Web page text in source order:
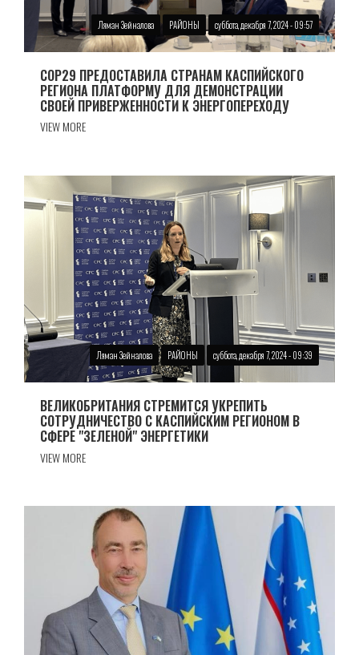
Ляман Зейналова РАЙОНЫ суббота, декабря 7, 2024 - 09:57
COP29 ПРЕДОСТАВИЛА СТРАНАМ КАСПИЙСКОГО
РЕГИОНА ПЛАТФОРМУ ДЛЯ ДЕМОНСТРАЦИИ
СВОЕЙ ПРИВЕРЖЕННОСТИ К ЭНЕРГОПЕРЕХОДУ
VIEW MORE
Ляман Зейналова РАЙОНЫ суббота, декабря 7, 2024 - 09:39
ВЕЛИКОБРИТАНИЯ СТРЕМИТСЯ УКРЕПИТЬ
СОТРУДНИЧЕСТВО С КАСПИЙСКИМ РЕГИОНОМ В
СФЕРЕ "ЗЕЛЕНОЙ" ЭНЕРГЕТИКИ
VIEW MORE